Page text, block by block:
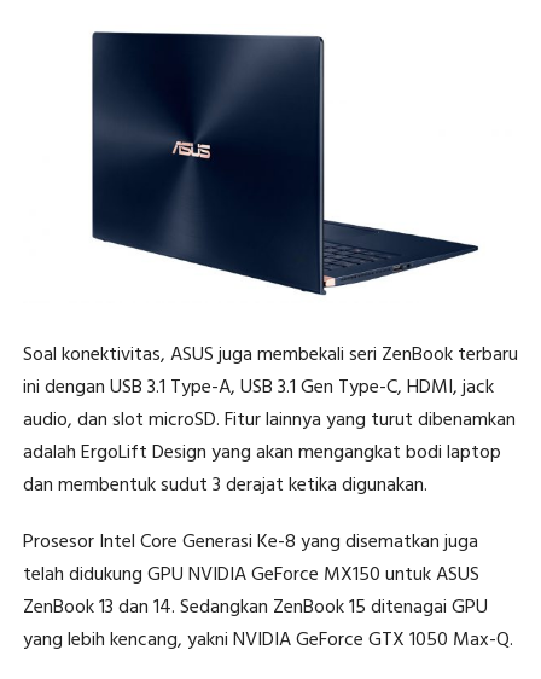
Soal konektivitas, ASUS juga membekali seri ZenBook terbaru
ini dengan USB 3.1 Type-A, USB 3.1 Gen Type-C, HDMI, jack
audio, dan slot microSD. Fitur lainnya yang turut dibenamkan
adalah ErgoLift Design yang akan mengangkat bodi laptop
dan membentuk sudut 3 derajat ketika digunakan.
Prosesor Intel Core Generasi Ke-8 yang disematkan juga
telah didukung GPU NVIDIA GeForce MX150 untuk ASUS
ZenBook 13 dan 14. Sedangkan ZenBook 15 ditenagai GPU
yang lebih kencang, yakni NVIDIA GeForce GTX 1050 Max-Q.